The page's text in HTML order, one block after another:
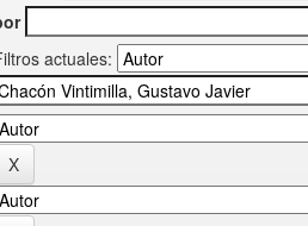
actuales: